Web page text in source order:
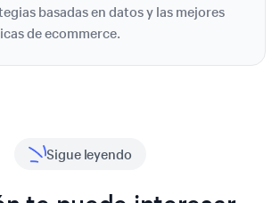
basadas en datos y las mejores
de ecommerce.
Sigue leyendo